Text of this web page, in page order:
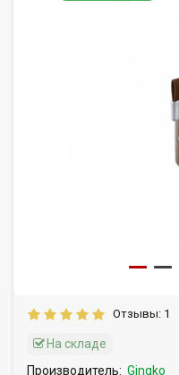
Отзывы: 1
На складе
Производитель: Gingko